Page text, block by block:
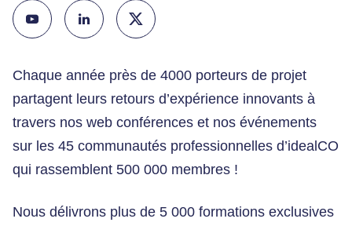
Chaque année près de 4000 porteurs de projet
partagent leurs retours d’expérience innovants à
travers nos web conférences et nos événements
sur les 45 communautés professionnelles d’idealCO
qui rassemblent 500 000 membres !
Nous délivrons plus de 5 000 formations exclusives